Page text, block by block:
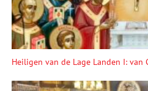
Heiligen van de Lage Landen I: van